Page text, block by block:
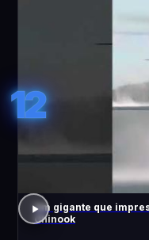
12
Um gigante que
Chinook